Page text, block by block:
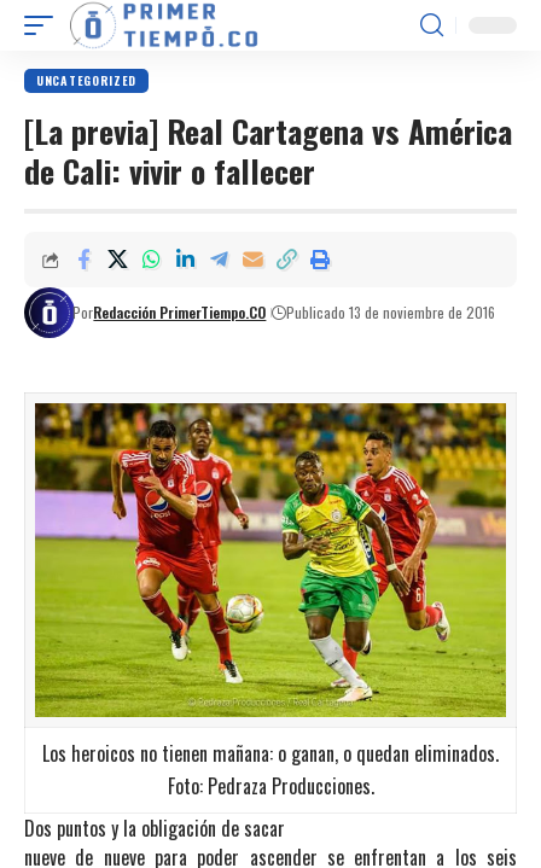
UNCATEGORIZED
[La previa] Real Cartagena vs América
de Cali: vivir o fallecer
PorRedacción PrimerTiempo.CO Publicado 13 de noviembre de 2016
Los heroicos no tienen mañana: o ganan, o quedan eliminados.
Foto: Pedraza Producciones.
Dos puntos y la obligación de sacar
nueve de nueve para poder ascender se enfrentan a los seis